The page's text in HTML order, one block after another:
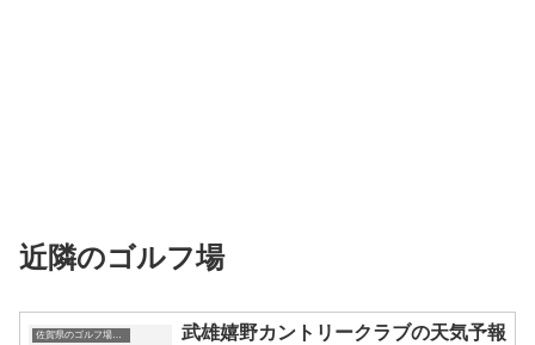
近隣のゴルフ場
佐賀県のゴルフ場一覧｜距離が長い・広いゴルフ場ランキング
武雄嬉野カントリークラブの天気予報